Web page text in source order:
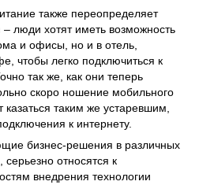
также переопределяет
люди хотят иметь возможность
и офисы, но и в отель,
чтобы легко подключиться к
так же, как они теперь
скоро ношение мобильного
казаться таким же устаревшим,
к интернету.
бизнес-решения в различных
относятся к
внедрения технологии